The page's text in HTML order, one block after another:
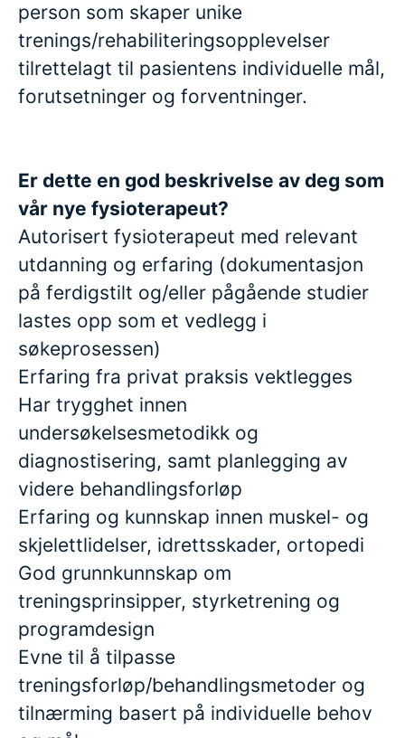
person som skaper unike
trenings/rehabiliteringsopplevelser
tilrettelagt til pasientens individuelle mål,
forutsetninger og forventninger.
Er dette en god beskrivelse av deg som
vår nye fysioterapeut?
Autorisert fysioterapeut med relevant
utdanning og erfaring (dokumentasjon
på ferdigstilt og/eller pågående studier
lastes opp som et vedlegg i
søkeprosessen)
Erfaring fra privat praksis vektlegges
Har trygghet innen
undersøkelsesmetodikk og
diagnostisering, samt planlegging av
videre behandlingsforløp
Erfaring og kunnskap innen muskel- og
skjelettlidelser, idrettsskader, ortopedi
God grunnkunnskap om
treningsprinsipper, styrketrening og
programdesign
Evne til å tilpasse
treningsforløp/behandlingsmetoder og
tilnærming basert på individuelle behov